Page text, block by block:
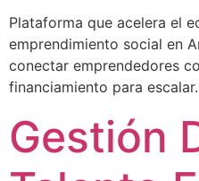
Plataforma que acelera el
emprendimiento social en
conectar emprendedores
financiamiento para escalar.
Gestión